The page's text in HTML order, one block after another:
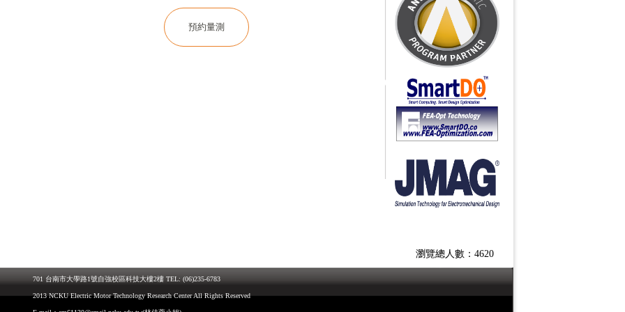
瀏覽總人數：4620
預約量測
701 台南市大學路1號自強校區科技大樓2樓 TEL: (06)235-6783
2013 NCKU Electric Motor Technology Research Center All Rights Reserved